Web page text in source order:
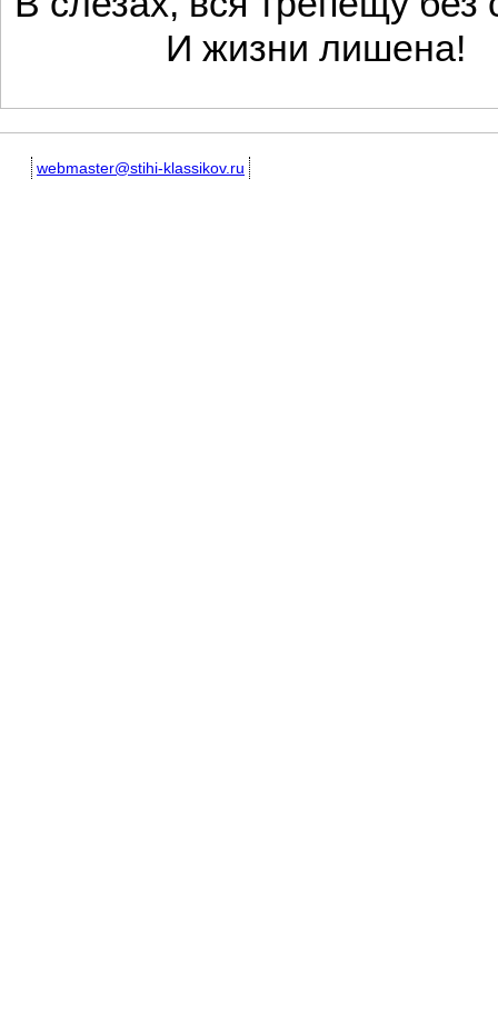
И жизни лишена!
webmaster@stihi-klassikov.ru